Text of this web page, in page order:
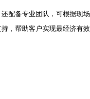
配备专业团队，可根据现场
，帮助客户实现最经济有效